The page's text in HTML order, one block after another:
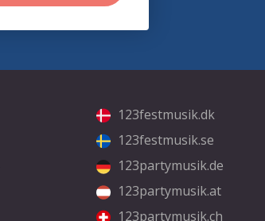
123festmusik.dk
123festmusik.se
123partymusik.de
123partymusik.at
123partymusik.ch